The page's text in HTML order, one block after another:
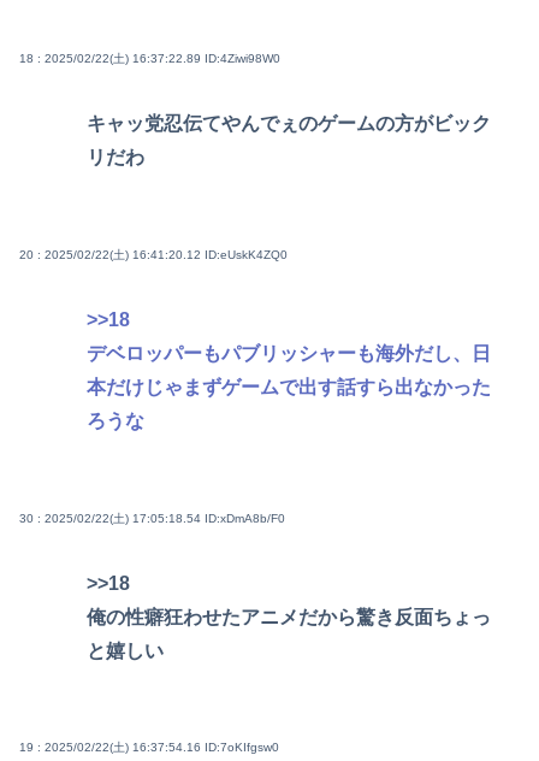
18 : 2025/02/22(土) 16:37:22.89 ID:4Ziwi98W0
キャッ党忍伝てやんでぇのゲームの方がビック
リだわ
20 : 2025/02/22(土) 16:41:20.12 ID:eUskK4ZQ0
>>18
デベロッパーもパブリッシャーも海外だし、日
本だけじゃまずゲームで出す話すら出なかった
ろうな
30 : 2025/02/22(土) 17:05:18.54 ID:xDmA8b/F0
>>18
俺の性癖狂わせたアニメだから驚き反面ちょっ
と嬉しい
19 : 2025/02/22(土) 16:37:54.16 ID:7oKIfgsw0